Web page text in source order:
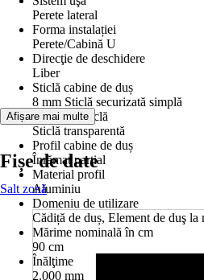
Perete lateral
Forma instalației
Perete/Cabină U
Direcţie de deschidere
Liber
Sticlă cabine de duș
8 mm Sticlă securizată simplă
Decor de sticlă
Sticlă transparentă
Profil cabine de duș
Înrămat parţial
Material profil
Aluminiu
Domeniu de utilizare
Cădiță de duș, Element de duş
Mărime nominală în cm
90 cm
Înălţime
2.000 mm
Afișare mai multe
Fișe de date
Salt zonă